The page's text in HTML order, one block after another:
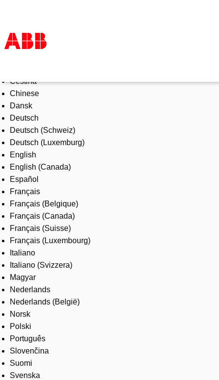
Products & Solutions
Industries
Services
About us
Where to buy
Contact us
Careers
Čeština
Chinese
Dansk
Deutsch
Deutsch (Schweiz)
Deutsch (Luxemburg)
English
English (Canada)
Español
Français
Français (Belgique)
Français (Canada)
Français (Suisse)
Français (Luxembourg)
Italiano
Italiano (Svizzera)
Magyar
Nederlands
Nederlands (België)
Norsk
Polski
Português
Slovenčina
Suomi
Svenska